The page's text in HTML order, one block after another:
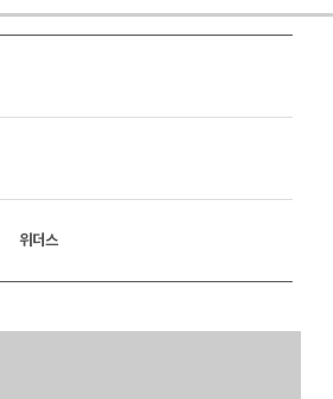
위더스